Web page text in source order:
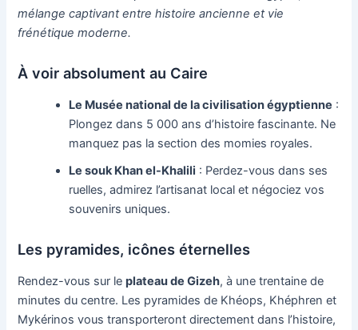
mélange captivant entre histoire ancienne et vie
frénétique moderne.
À voir absolument au Caire
Le Musée national de la civilisation égyptienne :
Plongez dans 5 000 ans d’histoire fascinante. Ne
manquez pas la section des momies royales.
Le souk Khan el-Khalili : Perdez-vous dans ses
ruelles, admirez l’artisanat local et négociez vos
souvenirs uniques.
Les pyramides, icônes éternelles
Rendez-vous sur leplateau de Gizeh, à une trentaine de
minutes du centre. Les pyramides de Khéops, Khéphren et
Mykérinos vous transporteront directement dans l’histoire,